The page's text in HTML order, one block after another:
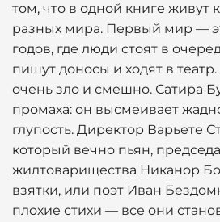
том, что в одной книге живут
разных мира. Первый мир —
годов, где люди стоят в
пишут доносы и ходят в
очень зло и смешно. Сатира
промаха: он высмеивает
глупость. Директор Варьете
который вечно пьян,
жилтоварищества Никанор
взятки, или поэт Иван
плохие стихи — все они